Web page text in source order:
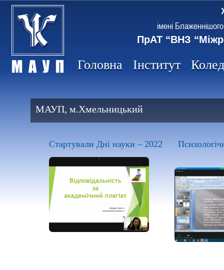
імені
ПрАТ “ВНЗ
Головна Інститут
МАУП, м.Хмельницький
Стартували Дні науки – 2022